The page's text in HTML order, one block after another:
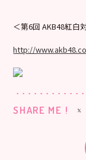
＜第6回 AKB48紅白
http://
SHARE ME !